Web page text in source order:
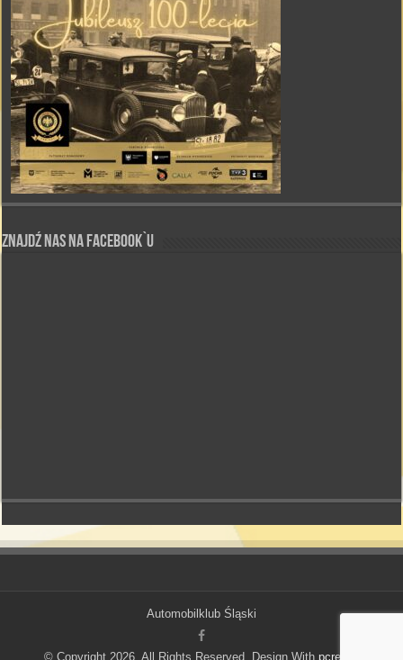
Znajdź nas na Facebook`u
Automobilklub Śląski
© Copyright 2026, All Rights Reserved, Design With pcred.pl